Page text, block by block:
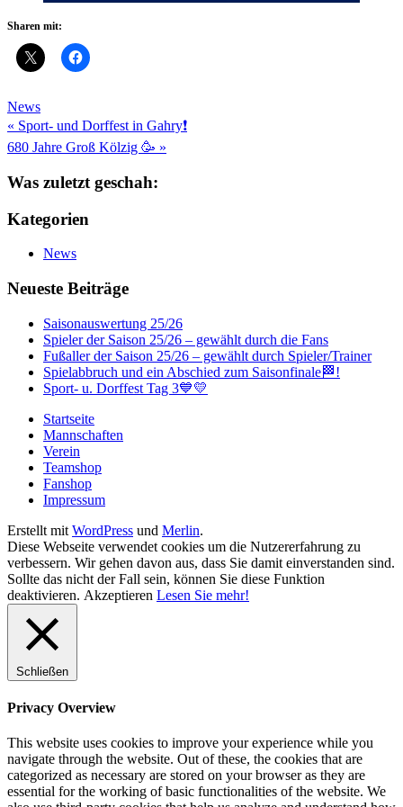
Sharen mit:
News
Beitragsnavigation
« Sport- und Dorffest in Gahry❗️
680 Jahre Groß Kölzig 🥳 »
Was zuletzt geschah:
Kategorien
News
Neueste Beiträge
Saisonauswertung 25/26
Spieler der Saison 25/26 – gewählt durch die Fans
Fußaller der Saison 25/26 – gewählt durch Spieler/Trainer
Spielabbruch und ein Abschied zum Saisonfinale🏁!
Sport- u. Dorffest Tag 3💙💛
Startseite
Mannschaften
Verein
Teamshop
Fanshop
Impressum
Erstellt mit WordPress und Merlin.
Diese Webseite verwendet cookies um die Nutzererfahrung zu
verbessern. Wir gehen davon aus, dass Sie damit einverstanden sind.
Sollte das nicht der Fall sein, können Sie diese Funktion
deaktivieren. Akzeptieren Lesen Sie mehr!
Schließen
Privacy Overview
This website uses cookies to improve your experience while you
navigate through the website. Out of these, the cookies that are
categorized as necessary are stored on your browser as they are
essential for the working of basic functionalities of the website. We